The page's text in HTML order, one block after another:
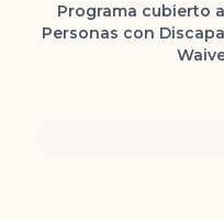
Programa cubierto
Personas con